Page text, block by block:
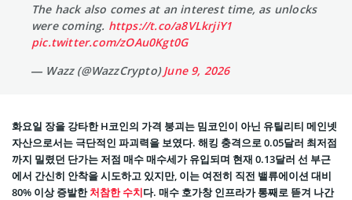
The hack also comes at an interest time, as unlocks
were coming. https://t.co/a8VLkrjiY1
pic.twitter.com/zOAu0Kgt0G
— Wazz (@WazzCrypto)June 9, 2026
화요일 장을 강타한 H코인의 가격 붕괴는 밈코인이 아닌 유틸리티 메인넷
자산으로서는 극단적인 파괴력을 보였다. 해킹 충격으로 0.05달러 최저점
까지 밀렸던 단가는 저점 매수 매수세가 유입되며 현재 0.13달러 선 부근
에서 간신히 안착을 시도하고 있지만, 이는 여전히 직전 밸류에이션 대비
80% 이상 증발한처참한 수치다. 매수 호가창 인프라가 통째로 뜯겨 나간